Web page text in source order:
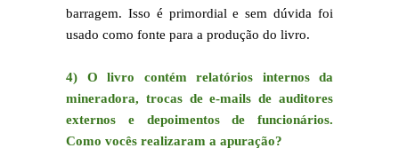
barragem. Isso é primordial e sem dúvida foi
usado como fonte para a produção do livro.
4) O livro contém relatórios internos da
mineradora, trocas de e-mails de auditores
externos e depoimentos de funcionários.
Como vocês realizaram a apuração?